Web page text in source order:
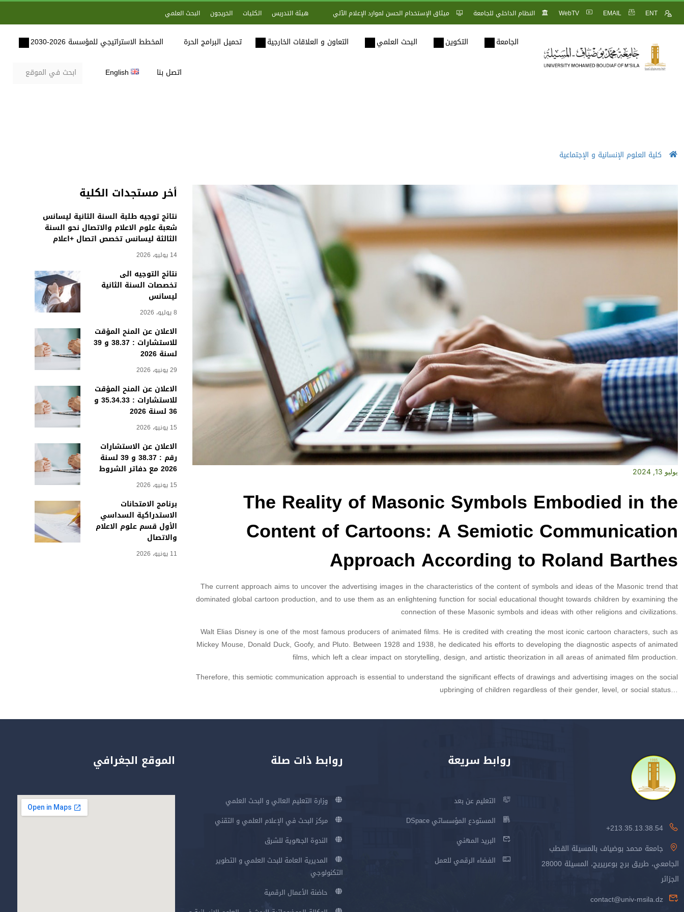
ENT
EMAIL
WebTV النظام الداخلي للجامعة ميثاق الإستخدام الحسن لموارد الإعلام الآلي هيئة التدريس الكليات الخريجون البحث العلمي
الجامعة التكوين البحث العلمي التعاون و العلاقات الخارجية تحميل البرامج الحرة المخطط الاستراتيجي للمؤسسة 2026-2030
اتصل بنا English
كلية العلوم الإنسانية و الإجتماعية
أخر مستجدات الكلية
نتائج توجيه طلبة السنة الثانية ليسانس
شعبة علوم الاعلام والاتصال نحو السنة
الثالثة ليسانس تخصص اتصال +اعلام
14 يوليو، 2026
نتائج التوجيه الى
تخصصات السنة الثانية
ليسانس
8 يوليو، 2026
الاعلان عن المنح المؤقت
للاستشارات : 38.37 و 39
لسنة 2026
29 يونيو، 2026
الاعلان عن المنح المؤقت
للاستشارات : 35.34.33 و
36 لسنة 2026
15 يونيو، 2026
الاعلان عن الاستشارات
رقم : 38.37 و 39 لسنة
2026 مع دفاتر الشروط
15 يونيو، 2026
برنامج الامتحانات
الاستدراكية السداسي
الأول قسم علوم الاعلام
والاتصال
11 يونيو، 2026
يوليو 13, 2024
The Reality of Masonic Symbols Embodied in the
Content of Cartoons: A Semiotic Communication
Approach According to Roland Barthes
The current approach aims to uncover the advertising images in the characteristics of the content of symbols and ideas of the Masonic trend that
dominated global cartoon production, and to use them as an enlightening function for social educational thought towards children by examining the
connection of these Masonic symbols and ideas with other religions and civilizations.
Walt Elias Disney is one of the most famous producers of animated films. He is credited with creating the most iconic cartoon characters, such as
Mickey Mouse, Donald Duck, Goofy, and Pluto. Between 1928 and 1938, he dedicated his efforts to developing the diagnostic aspects of animated
films, which left a clear impact on storytelling, design, and artistic theorization in all areas of animated film production.
Therefore, this semiotic communication approach is essential to understand the significant effects of drawings and advertising images on the social
upbringing of children regardless of their gender, level, or social status…
213.35.13.38.54+
جامعة محمد بوضياف بالمسيلة القطب
الجامعي، طريق برج بوعريريج، المسيلة 28000
الجزائر
contact@univ-msila.dz
روابط سريعة
التعليم عن بعد
المستودع المؤسساتي DSpace
البريد المهني
الفضاء الرقمي للعمل
روابط ذات صلة
وزارة التعليم العالي و البحث العلمي
مركز البحث في الإعلام العلمي و التقني
الندوة الجهوية للشرق
المديرية العامة للبحث العلمي و التطوير
التكنولوجي
حاضنة الأعمال الرقمية
الموقع الجغرافي